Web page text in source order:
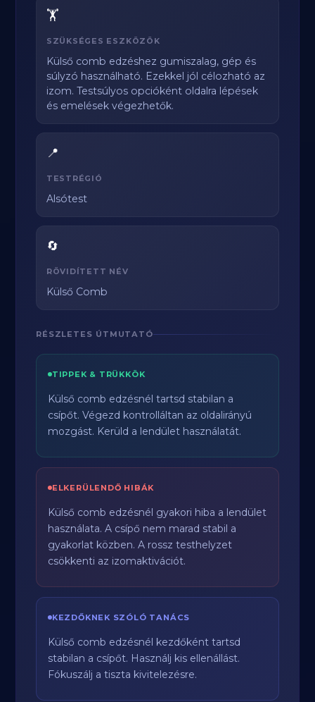
🏋️
SZÜKSÉGES ESZKÖZÖK
Külső comb edzéshez gumiszalag, gép és
súlyzó használható. Ezekkel jól célozható az
izom. Testsúlyos opcióként oldalra lépések
és emelések végezhetők.
📍
TESTRÉGIÓ
Alsótest
🔄
RÖVIDÍTETT NÉV
Külső Comb
RÉSZLETES ÚTMUTATÓ
TIPPEK & TRÜKKÖK
Külső comb edzésnél tartsd stabilan a
csípőt. Végezd kontrolláltan az oldalirányú
mozgást. Kerüld a lendület használatát.
ELKERÜLENDŐ HIBÁK
Külső comb edzésnél gyakori hiba a lendület
használata. A csípő nem marad stabil a
gyakorlat közben. A rossz testhelyzet
csökkenti az izomaktivációt.
KEZDŐKNEK SZÓLÓ TANÁCS
Külső comb edzésnél kezdőként tartsd
stabilan a csípőt. Használj kis ellenállást.
Fókuszálj a tiszta kivitelezésre.